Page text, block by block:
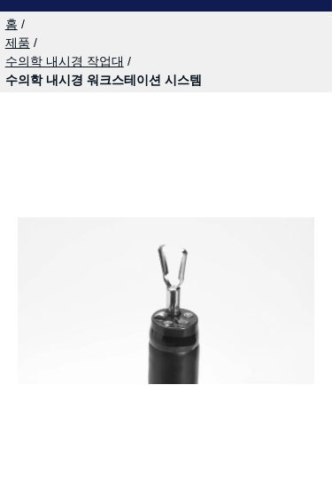
홈 /
제품 /
수의학 내시경 작업대 /
수의학 내시경 워크스테이션 시스템